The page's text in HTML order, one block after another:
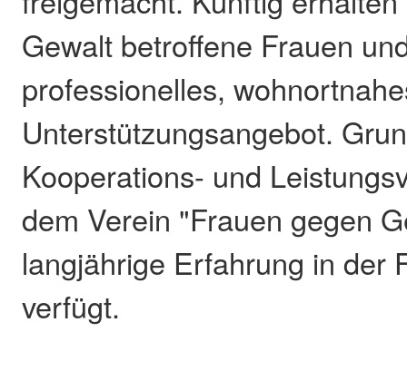
Gewalt betroffene Frauen
professionelles,
Unterstützungsangebot.
Kooperations- und
dem Verein "Frauen gegen
langjährige Erfahrung in der
verfügt.